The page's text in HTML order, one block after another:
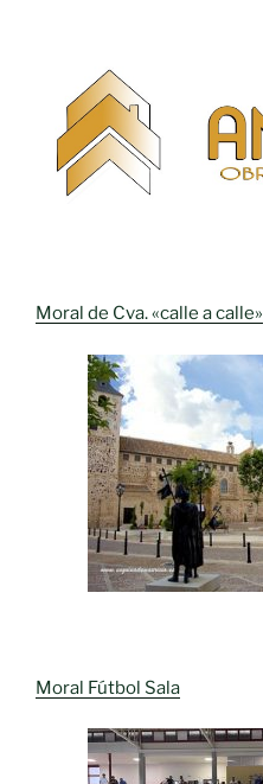
Moral de Cva. «calle a calle»
Moral Fútbol Sala